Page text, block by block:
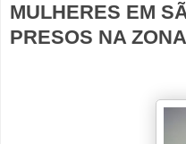
MULHERES EM
PRESOS NA